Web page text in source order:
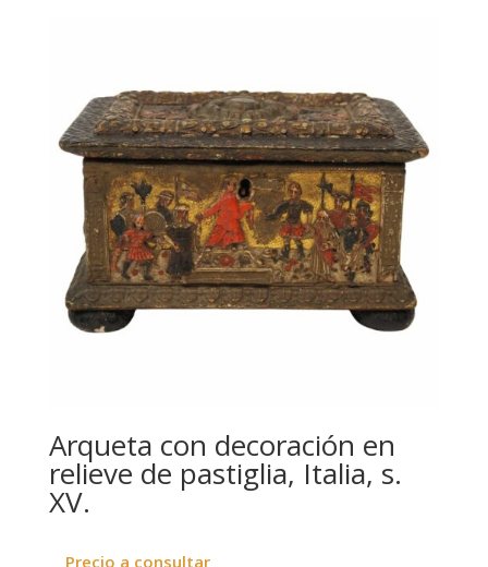
Arqueta con decoración en
relieve de pastiglia, Italia, s.
XV.
Precio a consultar